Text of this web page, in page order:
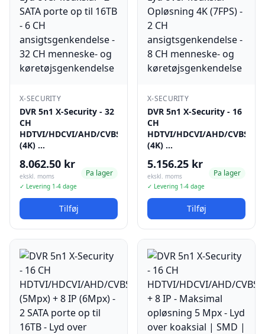
X-SECURITY
DVR 5n1 X-Security - 32
CH
HDTVI/HDCVI/AHD/CVBS
(4K) …
8.062.50 kr
ekskl. moms
✓ Levering 1-4 dage
Pa lager
Tilføj
X-SECURITY
DVR 5n1 X-Security - 16
CH
HDTVI/HDCVI/AHD/CVBS
(4K) …
5.156.25 kr
ekskl. moms
✓ Levering 1-4 dage
Pa lager
Tilføj